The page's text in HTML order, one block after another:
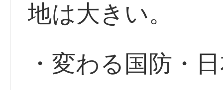
地は大きい。
・変わる国防・